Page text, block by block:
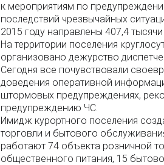
к мероприятиям по
последствий чрезвычайных
2015 году направлены 407,4
На территории поселения
организовано дежурство
Сегодня все почувствовали
доведения оперативной
штормовых предупреждениях,
предупреждению ЧС.
Имидж курортного поселения
торговли и бытового
работают 74 объекта розничной
общественного питания, 15